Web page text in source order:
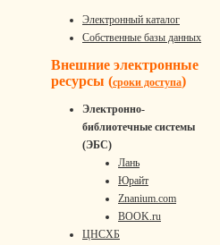
Электронный каталог
Собственные базы данных
Внешние электронные
ресурсы (сроки доступа)
Электронно-
библиотечные системы
(ЭБС)
Лань
Юрайт
Znanium.com
BOOK.ru
ЦНСХБ